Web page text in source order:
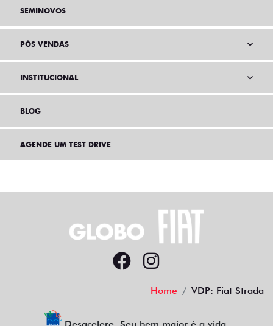
SEMINOVOS
PÓS VENDAS
INSTITUCIONAL
BLOG
AGENDE UM TEST DRIVE
Home VDP: Fiat Strada